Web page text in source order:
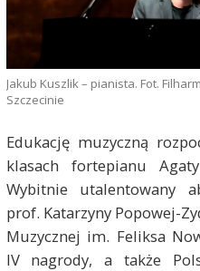
Jakub Kuszlik – pianista. Fot.
Szczecinie
Edukację muzyczną
klasach fortepianu
Wybitnie utalentowany
prof. Katarzyny Popowej-
Muzycznej im. Feliksa
IV nagrody, a także